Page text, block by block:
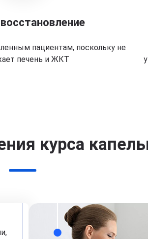
пациентам, поскольку не
печень и ЖКТ
курса